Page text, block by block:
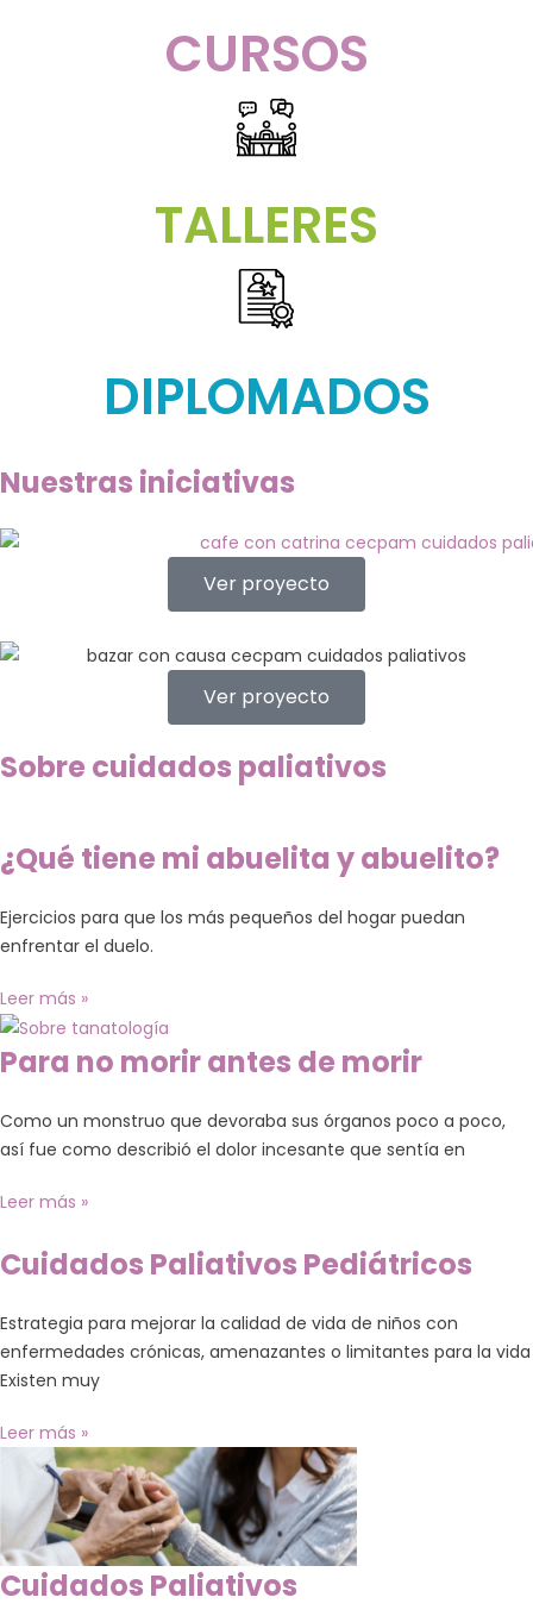
CURSOS
TALLERES
DIPLOMADOS
Nuestras iniciativas
Ver proyecto
Ver proyecto
Sobre cuidados paliativos
¿Qué tiene mi abuelita y abuelito?
Ejercicios para que los más pequeños del hogar puedan
enfrentar el duelo.
Leer más »
Para no morir antes de morir
Como un monstruo que devoraba sus órganos poco a poco,
así fue como describió el dolor incesante que sentía en
Leer más »
Cuidados Paliativos Pediátricos
Estrategia para mejorar la calidad de vida de niños con
enfermedades crónicas, amenazantes o limitantes para la vida
Existen muy
Leer más »
Cuidados Paliativos